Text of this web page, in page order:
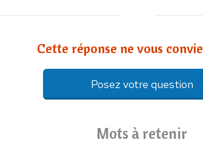
Cette réponse ne vous
Posez votre question
Mots à retenir